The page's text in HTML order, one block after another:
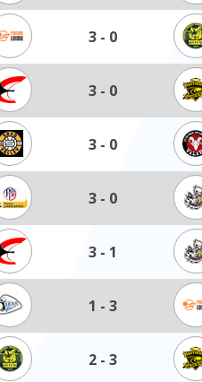
3 - 0
3 - 0
3 - 0
3 - 0
3 - 1
1 - 3
2 - 3